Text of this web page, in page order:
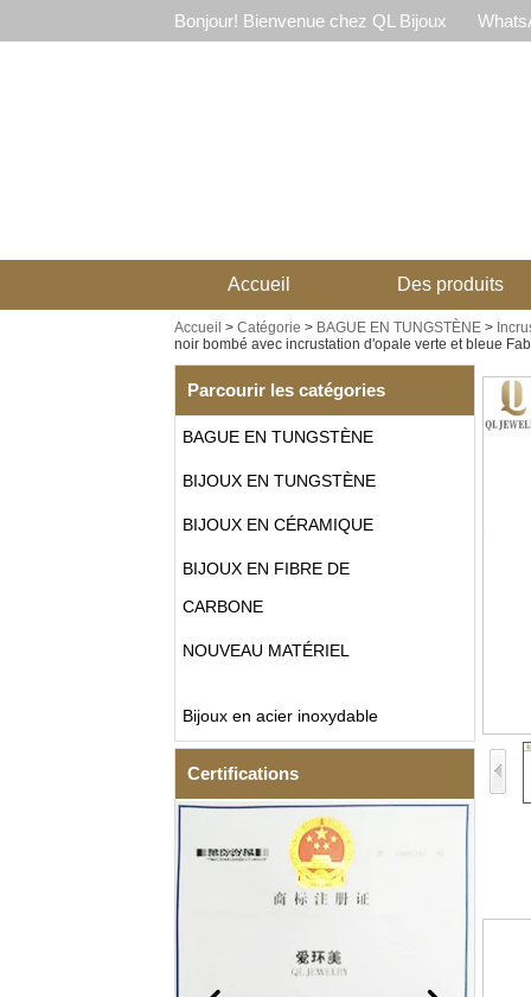
Bonjour! Bienvenue chez QL Bijoux
Accueil Des produits
Accueil > Catégorie > BAGUE EN TUNGSTÈNE>
noir bombé avec incrustation d'opale verte et bleue
Parcourir les catégories
BAGUE EN TUNGSTÈNE
BIJOUX EN TUNGSTÈNE
BIJOUX EN CÉRAMIQUE
BIJOUX EN FIBRE DE
CARBONE
NOUVEAU MATÉRIEL
Bijoux en acier inoxydable
Certifications